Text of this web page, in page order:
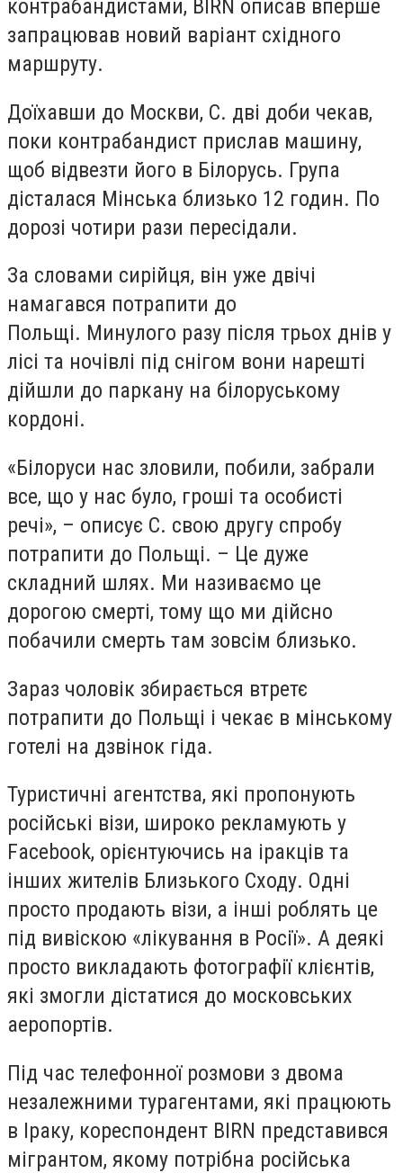
контрабандистами, BIRN описав вперше
запрацював новий варіант східного
маршруту.
Доїхавши до Москви, С. дві доби чекав,
поки контрабандист прислав машину,
щоб відвезти його в Білорусь. Група
дісталася Мінська близько 12 годин. По
дорозі чотири рази пересідали.
За словами сирійця, він уже двічі
намагався потрапити до
Польщі. Минулого разу після трьох днів у
лісі та ночівлі під снігом вони нарешті
дійшли до паркану на білоруському
кордоні.
«Білоруси нас зловили, побили, забрали
все, що у нас було, гроші та особисті
речі», – описує С. свою другу спробу
потрапити до Польщі. – Це дуже
складний шлях. Ми називаємо це
дорогою смерті, тому що ми дійсно
побачили смерть там зовсім близько.
Зараз чоловік збирається втретє
потрапити до Польщі і чекає в мінському
готелі на дзвінок гіда.
Туристичні агентства, які пропонують
російські візи, широко рекламують у
Facebook, орієнтуючись на іракців та
інших жителів Близького Сходу. Одні
просто продають візи, а інші роблять це
під вивіскою «лікування в Росії». А деякі
просто викладають фотографії клієнтів,
які змогли дістатися до московських
аеропортів.
Під час телефонної розмови з двома
незалежними турагентами, які працюють
в Іраку, кореспондент BIRN представився
мігрантом, якому потрібна російська